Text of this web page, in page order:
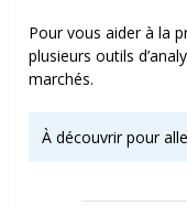
Pour vous aider à la
plusieurs outils
marchés.
À découvrir pour